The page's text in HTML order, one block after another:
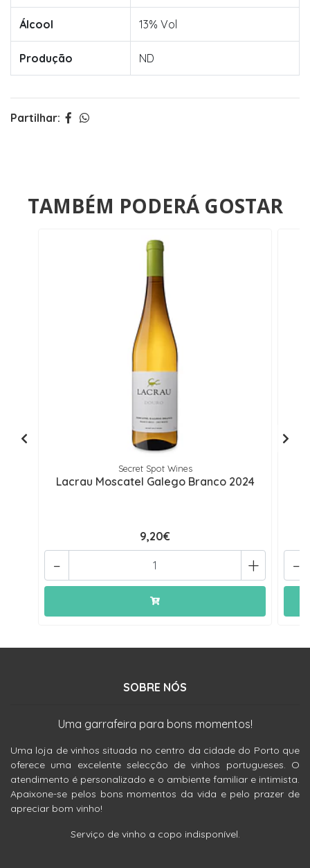
Álcool 13% Vol
Produção ND
Partilhar:
TAMBÉM PODERÁ GOSTAR
Secret Spot Wines
Lacrau Moscatel Galego Branco 2024
9,20€
+
- -
SOBRE NÓS
Uma garrafeira para bons momentos!
Uma loja de vinhos situada no centro da cidade do Porto que
oferece uma excelente selecção de vinhos portugueses. O
atendimento é personalizado e o ambiente familiar e intimista.
Apaixone-se pelos bons momentos da vida e pelo prazer de
apreciar bom vinho!
Serviço de vinho a copo indisponível.